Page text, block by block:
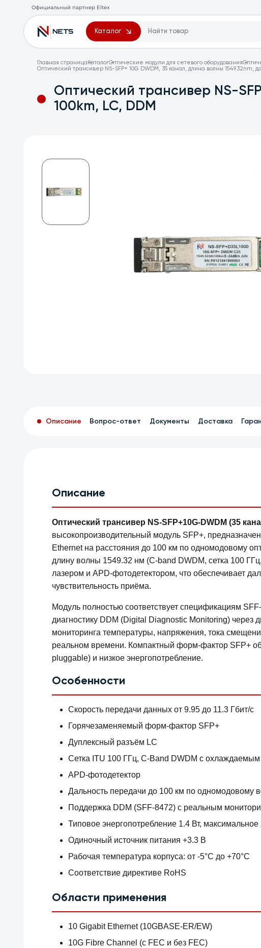
Официальный партнер Eltex
Каталог
Главная страницаКаталогОптические модули для сетевого оборудования
Оптический трансивер NS-SFP+ 10G DWDM, 35 канал, длина волны 1549.32nm,
Оптический трансивер NS-
100km, LC, DDM
Описание Вопрос-ответ Документы Доставка
Описание
Оптический трансивер NS-SFP+10G-DWDM (35
высокопроизводительный модуль SFP+,
Ethernet на расстояния до 100 км по одномодовому
длину волны 1549.32 нм (C-band DWDM, сетка 100
лазером и APD-фотодетектором, что обеспечивает
чувствительность приёма.
Модуль полностью соответствует спецификациям
диагностику DDM (Digital Diagnostic Monitoring) через
мониторинга температуры, напряжения, тока
реальном времени. Компактный форм-фактор SFP+
pluggable) и низкое энергопотребление.
Особенности
Скорость передачи данных от 9.95 до 11.3 Гбит/с
Горячезаменяемый форм-фактор SFP+
Дуплексный разъём LC
Сетка ITU 100 ГГц, C-Band DWDM с
APD-фотодетектор
Дальность передачи до 100 км по одномодовому
Поддержка DDM (SFF-8472) с реальным
Типовое энергопотребление 1.4 Вт, максимальное
Одиночный источник питания +3.3 В
Рабочая температура корпуса: от -5°C до +70°C
Соответствие директиве RoHS
Области применения
10 Gigabit Ethernet (10GBASE-ER/EW)
10G Fibre Channel (с FEC и без FEC)